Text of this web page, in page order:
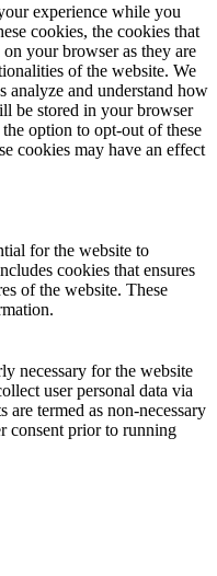
experience while you
cookies, the cookies that
on your browser as they are
of the website. We
analyze and understand how
be stored in your browser
option to opt-out of these
cookies may have an effect
for the website to
cookies that ensures
of the website. These
necessary for the website
user personal data via
are termed as non-necessary
consent prior to running